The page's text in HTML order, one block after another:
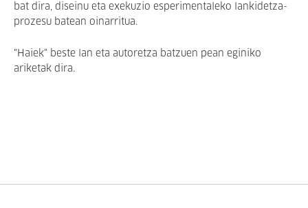
bat dira, diseinu eta exekuzio esperimentaleko lankidetza-
prozesu batean oinarritua.
"Haiek" beste lan eta autoretza batzuen pean eginiko
ariketak dira.